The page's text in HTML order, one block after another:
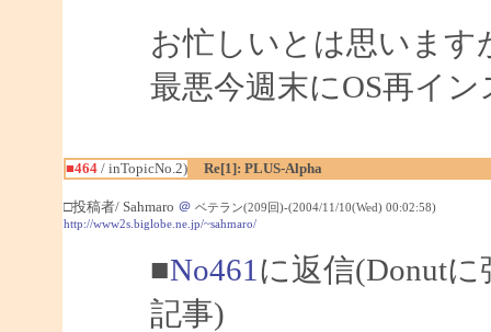
お忙しいとは思いま
最悪今週末にOS再イ
■464/ inTopicNo.2) Re[1]: PLUS-Alpha
□投稿者/ Sahmaro ＠ ベテラン(209回)-(2004/11/10(Wed) 00:02:58)
http://www2s.biglobe.ne.jp/~sahmaro/
■No461 に返信(Donut
記事)